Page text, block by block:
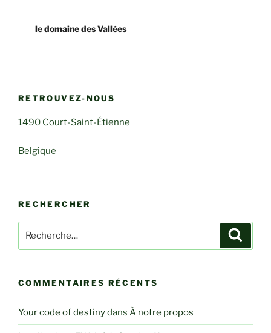
le domaine des Vallées
RETROUVEZ-NOUS
1490 Court-Saint-Étienne
Belgique
RECHERCHER
pour
COMMENTAIRES RÉCENTS
Your code of destinydans À notre propos